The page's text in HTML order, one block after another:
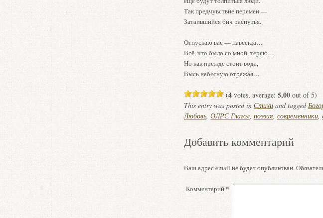
Так предчувствие перемен —
Затаившийся бич распутья.
Отпускаю вас — навсегда…
Всё, что было со мной, теряю…
Но как прежде стоит вода,
Высь небесную отражая…
(4votes, average: 5,00out of 5)
This entry was posted in Стихиand tagged
Любовь, ОЛРС Глагол, поэзия, современники,
Добавить комментарий
Ваш адрес email не будет опубликован.
Комментарий *